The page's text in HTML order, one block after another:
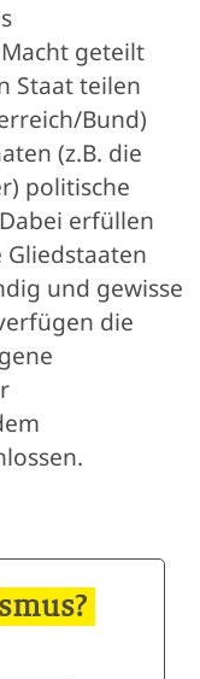
geteilt
Staat teilen
Bund)
(z.B. die
politische
erfüllen
und gewisse
die